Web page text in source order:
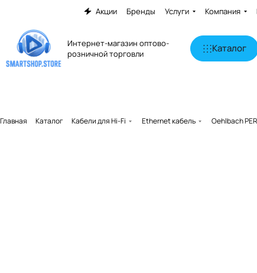
Акции Бренды Услуги Компания
Интернет-магазин оптово-
розничной торговли
Каталог
Главная Каталог Кабели для Hi-Fi Ethernet кабель Oehlbach